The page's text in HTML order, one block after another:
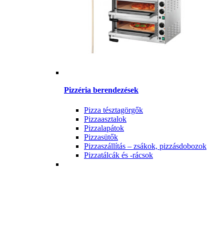
Pizzéria berendezések
Pizza tésztagörgők
Pizzaasztalok
Pizzalapátok
Pizzasütők
Pizzaszállítás – zsákok, pizzásdobozok
Pizzatálcák és -rácsok